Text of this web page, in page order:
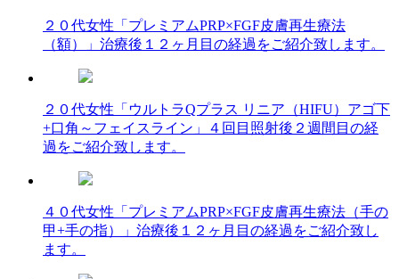
２０代女性「プレミアムPRP×FGF皮膚再生療法
（額）」治療後１２ヶ月目の経過をご紹介致します。
２０代女性「ウルトラQプラス リニア（HIFU）アゴ下
+口角～フェイスライン」４回目照射後２週間目の経
過をご紹介致します。
４０代女性「プレミアムPRP×FGF皮膚再生療法（手の
甲+手の指）」治療後１２ヶ月目の経過をご紹介致し
ます。